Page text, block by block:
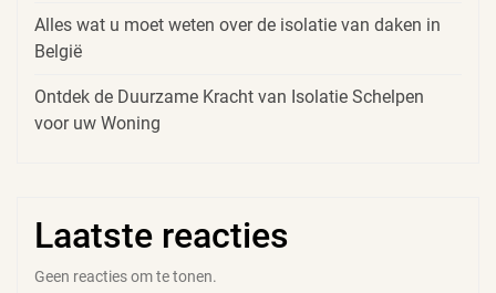
Alles wat u moet weten over de isolatie van daken in
België
Ontdek de Duurzame Kracht van Isolatie Schelpen
voor uw Woning
Laatste reacties
Geen reacties om te tonen.